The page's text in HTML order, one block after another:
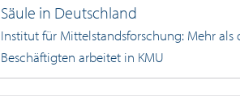
Säule in Deutschland
Institut für Mittelstandsforschung: Mehr
Beschäftigten arbeitet in KMU